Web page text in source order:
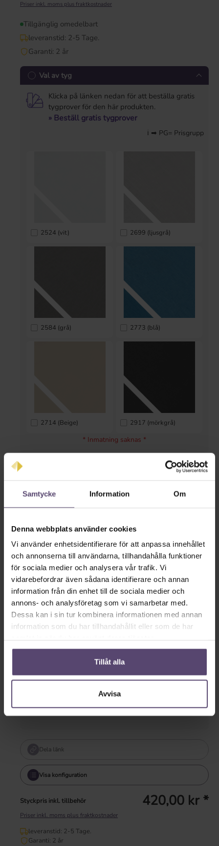
Samtycke Information Om
Denna webbplats använder cookies
Vi använder enhetsidentifierare för att anpassa innehållet
och annonserna till användarna, tillhandahålla funktioner
för sociala medier och analysera vår trafik. Vi
vidarebefordrar även sådana identifierare och annan
information från din enhet till de sociala medier och
annons- och analysföretag som vi samarbetar med.
Dessa kan i sin tur kombinera informationen med annan
information som du har tillhandahållit eller som de har
Tillåt alla
Avvisa
Priser inkl. moms plus fraktkostnader
Tillgänglig omedelbart
leveranstid: 2-5 Tage.
Garanti: 2 år
Val av tyg
Klicka på länken nedan för att beställa gratis
tygprover för den här produkten.
» Beställ gratis tygprover
ℹ ➡ PG= Prisgrupp
2524 (vit) 2699 (ljusgrå)
2584 (grå) 2773 (blå)
2714 (Beige) 2917 (mörkgrå)
* Inmatning saknas *
Velux
Fakro
Modell
Vänligen välj önskad Velux-modell
* Vänligen välj typ av Velux GGL
Dela länk
Visa konfiguration
Styckpris inkl. tillbehör 420,00 kr *
Priser inkl. moms plus fraktkostnader
leveranstid: 2-5 Tage.
Garanti: 2 år